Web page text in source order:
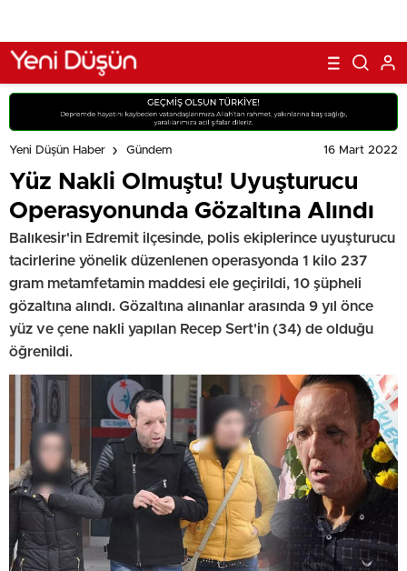
Yeni Düşün Haber Gündem 16 Mart 2022
Yüz Nakli Olmuştu! Uyuşturucu
Operasyonunda Gözaltına Alındı
Balıkesir'in Edremit ilçesinde, polis ekiplerince uyuşturucu
tacirlerine yönelik düzenlenen operasyonda 1 kilo 237
gram metamfetamin maddesi ele geçirildi, 10 şüpheli
gözaltına alındı. Gözaltına alınanlar arasında 9 yıl önce
yüz ve çene nakli yapılan Recep Sert'in (34) de olduğu
öğrenildi.